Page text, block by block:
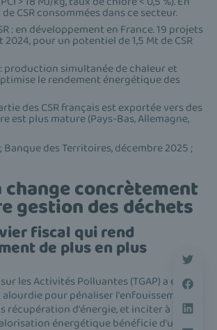
de CSR consommées dans ce secteur.
: en développement en France. 19 projets
pour un potentiel de 1,5 Mt de CSR
production simultanée de chaleur et
le rendement énergétique des
des CSR français est exportée vers des
est plus mature (Pays-Bas, Allemagne,
; Banque des Territoires, décembre 2025 ;
change concrètement
gestion des déchets
fiscal qui rend
de plus en plus
les Activités Polluantes (TGAP) a été
pour pénaliser l'enfouissement et
d'énergie, et inciter à la
énergétique bénéficie d'un tarif